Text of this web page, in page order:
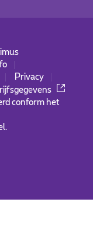
Privacy
conform het